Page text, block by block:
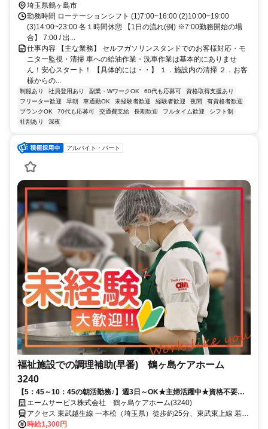
埼玉県鶴ヶ島市
勤務時間 ローテーションシフト (1)7:00~16:00 (2)10:00~19:00
(3)14:00~23:00 各１時間休憩 【1日の流れ(例) ※7:00勤務開始の場
合】 7:00 / 出...
仕事内容 【主な業務】 セルフガソリンスタンドでのお客様対応・モ
ニター監視・清掃 車への給油作業・洗車作業は基本的にありませ
ん！安心スタート！ 【具体的には・・】 １．施設内の清掃 ２．お客
様からの...
制服あり 社員登用あり 副業・WワークOK 60代も応募可
資格取得支援あり
フリーター歓迎
早朝 車通勤OK 未経験者歓迎 経験者歓迎 夜間
有資格者歓迎
ブランクOK
70代も応募可 交通費支給 長期歓迎 フルタイム歓迎
シフト制
社割あり
深夜
アルバイト・パート
福祉施設での調理補助(早番) 鶴ヶ島ケアホーム
3240
【5：45～10：45の朝活勤務♪】週3日～OK★主婦活躍中★資格不要★
未経験OK！優しく教えます！
エームサービス株式会社 鶴ヶ島ケアホーム(3240)
アクセス 東武越生線 一本松（埼玉県）徒歩約25分、東武東上線 若葉
西口徒歩約35分、東武東上線 坂戸南口徒歩約35分 ※住所から自動設
時給1,300円